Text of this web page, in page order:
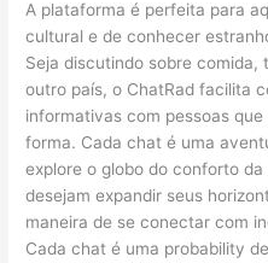
A plataforma é perfeita para
cultural e de conhecer
Seja discutindo sobre comida,
outro país, o ChatRad facilita
informativas com pessoas
forma. Cada chat é uma
explore o globo do conforto
desejam expandir seus
maneira de se conectar com
Cada chat é uma probability